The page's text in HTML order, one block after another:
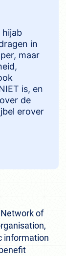
hijab
in
maar
is, en
de
erover
of
information